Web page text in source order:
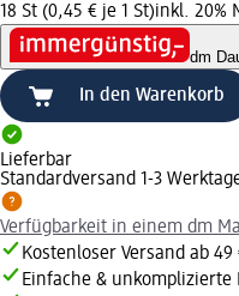
18 St (0,45 € je 1 St)inkl. 20%
dm
In den Warenkorb
Lieferbar
Standardversand 1-3
Verfügbarkeit in einem dm
Kostenloser Versand ab
Einfache & unkomplizierte